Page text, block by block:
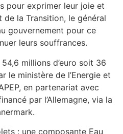
pour exprimer leur joie et
la Transition, le général
gouvernement pour ce
leurs souffrances.
millions d’euro soit 36
le ministère de l’Energie et
en partenariat avec
par l’Allemagne, via la
: une composante Eau